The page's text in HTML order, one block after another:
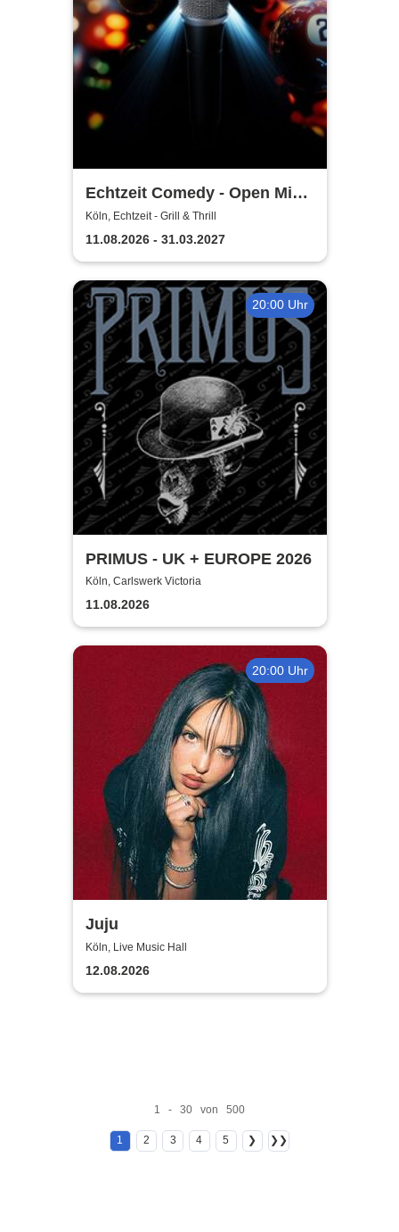
Echtzeit Comedy - Open Mic
& Bingo
Köln, Echtzeit - Grill & Thrill
11.08.2026 - 31.03.2027
20:00 Uhr
PRIMUS - UK + EUROPE 2026
Köln, Carlswerk Victoria
11.08.2026
20:00 Uhr
Juju
Köln, Live Music Hall
12.08.2026
1 - 30 von 500
1 2 3 4 5 ❯ ❯❯